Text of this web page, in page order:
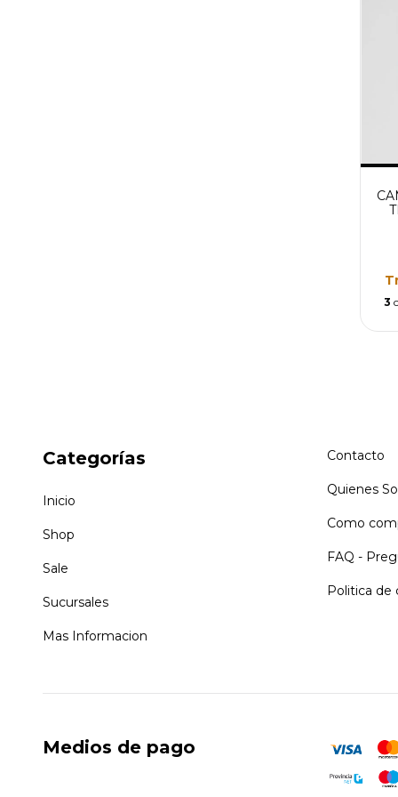
3
Categorías
Inicio
Shop
Sale
Sucursales
Mas Informacion
Contacto
Quienes
Como
FAQ -
Politica de
Medios de pago